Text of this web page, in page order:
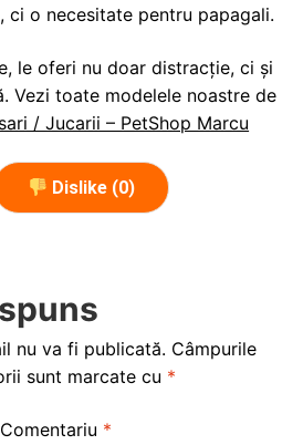
ci o necesitate pentru papagali.
le oferi nu doar distracție, ci și
Vezi toate modelele noastre de
/ Jucarii – PetShop Marcu
Dislike (0)
nu va fi publicată. Câmpurile
sunt marcate cu *
Comentariu *